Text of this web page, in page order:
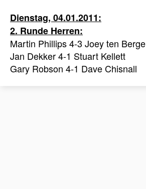
Dienstag, 04.01.2011:
2. Runde Herren:
Martin Phillips 4-3 Joey ten Berge
Jan Dekker 4-1 Stuart Kellett
Gary Robson 4-1 Dave Chisnall